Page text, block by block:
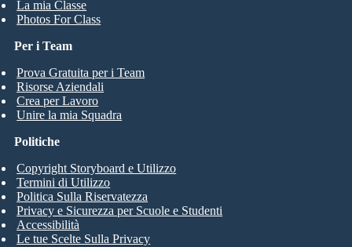
La mia Classe
Photos For Class
Per i Team
Prova Gratuita per i Team
Risorse Aziendali
Crea per Lavoro
Unire la mia Squadra
Politiche
Copyright Storyboard e Utilizzo
Termini di Utilizzo
Politica Sulla Riservatezza
Privacy e Sicurezza per Scuole e Studenti
Accessibilità
Le tue Scelte Sulla Privacy